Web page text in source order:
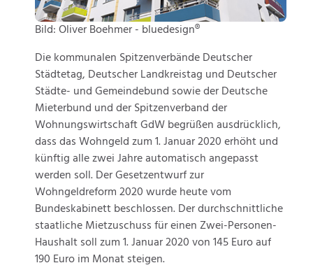
Bild: Oliver Boehmer - bluedesign®
Die kommunalen Spitzenverbände Deutscher
Städtetag, Deutscher Landkreistag und Deutscher
Städte- und Gemeindebund sowie der Deutsche
Mieterbund und der Spitzenverband der
Wohnungswirtschaft GdW begrüßen ausdrücklich,
dass das Wohngeld zum 1. Januar 2020 erhöht und
künftig alle zwei Jahre automatisch angepasst
werden soll. Der Gesetzentwurf zur
Wohngeldreform 2020 wurde heute vom
Bundeskabinett beschlossen. Der durchschnittliche
staatliche Mietzuschuss für einen Zwei-Personen-
Haushalt soll zum 1. Januar 2020 von 145 Euro auf
190 Euro im Monat steigen.